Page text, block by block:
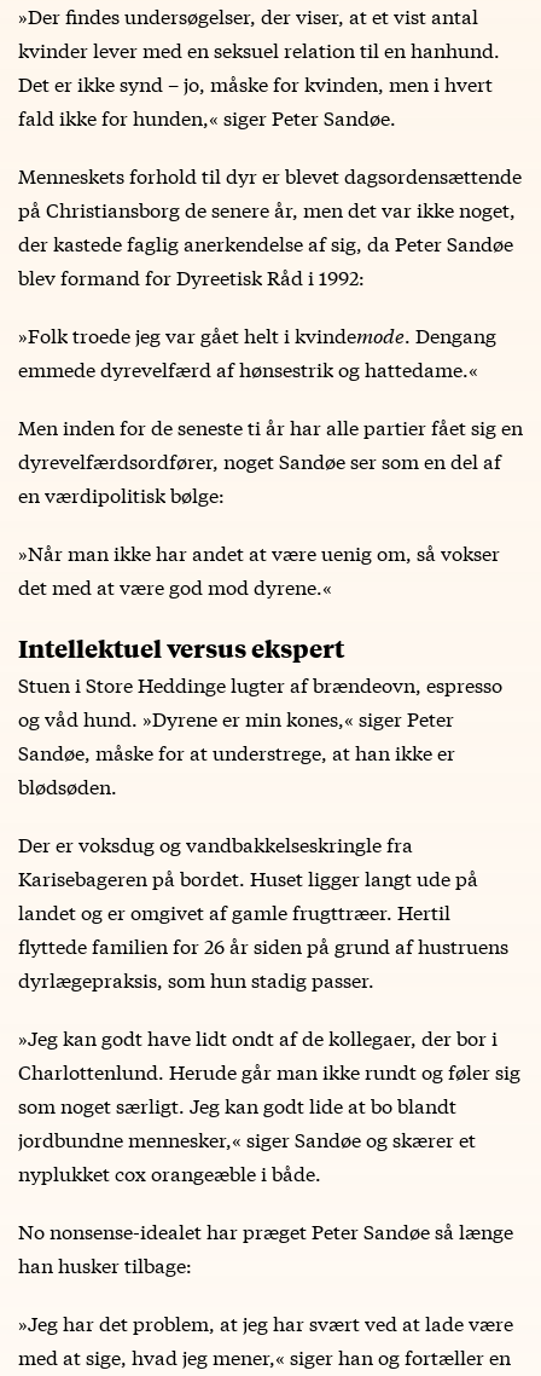
»Der findes undersøgelser, der viser, at et vist antal
kvinder lever med en seksuel relation til en hanhund.
Det er ikke synd – jo, måske for kvinden, men i hvert
fald ikke for hunden,« siger Peter Sandøe.
Menneskets forhold til dyr er blevet dagsordensættende
på Christiansborg de senere år, men det var ikke noget,
der kastede faglig anerkendelse af sig, da Peter Sandøe
blev formand for Dyreetisk Råd i 1992:
»Folk troede jeg var gået helt i kvindemode. Dengang
emmede dyrevelfærd af hønsestrik og hattedame.«
Men inden for de seneste ti år har alle partier fået sig en
dyrevelfærdsordfører, noget Sandøe ser som en del af
en værdipolitisk bølge:
»Når man ikke har andet at være uenig om, så vokser
det med at være god mod dyrene.«
Intellektuel versus ekspert
Stuen i Store Heddinge lugter af brændeovn, espresso
og våd hund. »Dyrene er min kones,« siger Peter
Sandøe, måske for at understrege, at han ikke er
blødsøden.
Der er voksdug og vandbakkelseskringle fra
Karisebageren på bordet. Huset ligger langt ude på
landet og er omgivet af gamle frugttræer. Hertil
flyttede familien for 26 år siden på grund af hustruens
dyrlægepraksis, som hun stadig passer.
»Jeg kan godt have lidt ondt af de kollegaer, der bor i
Charlottenlund. Herude går man ikke rundt og føler sig
som noget særligt. Jeg kan godt lide at bo blandt
jordbundne mennesker,« siger Sandøe og skærer et
nyplukket cox orangeæble i både.
No nonsense-idealet har præget Peter Sandøe så længe
han husker tilbage:
»Jeg har det problem, at jeg har svært ved at lade være
med at sige, hvad jeg mener,« siger han og fortæller en